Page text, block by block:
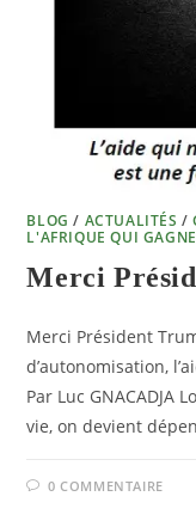
BLOG / ACTUALITÉS /
L'AFRIQUE QUI GAGNE
Merci
Merci Président
d’autonomisation,
Par Luc GNACADJA
vie, on devient
0 COMMENTAIRE